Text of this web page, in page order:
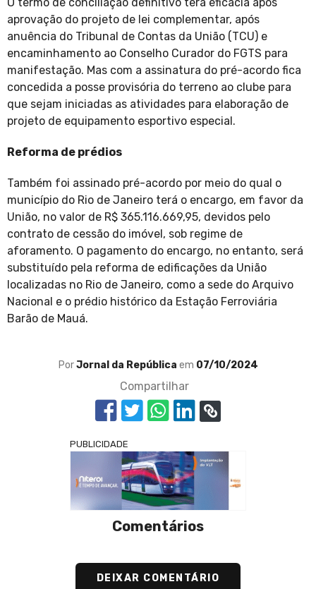
O termo de conciliação definitivo terá eficácia após
aprovação do projeto de lei complementar, após
anuência do Tribunal de Contas da União (TCU) e
encaminhamento ao Conselho Curador do FGTS para
manifestação. Mas com a assinatura do pré-acordo fica
concedida a posse provisória do terreno ao clube para
que sejam iniciadas as atividades para elaboração de
projeto de equipamento esportivo especial.
Reforma de prédios
Também foi assinado pré-acordo por meio do qual o
município do Rio de Janeiro terá o encargo, em favor da
União, no valor de R$ 365.116.669,95, devidos pelo
contrato de cessão do imóvel, sob regime de
aforamento. O pagamento do encargo, no entanto, será
substituído pela reforma de edificações da União
localizadas no Rio de Janeiro, como a sede do Arquivo
Nacional e o prédio histórico da Estação Ferroviária
Barão de Mauá.
PorJornal da República em 07/10/2024
Compartilhar
PUBLICIDADE
Comentários
DEIXAR COMENTÁRIO